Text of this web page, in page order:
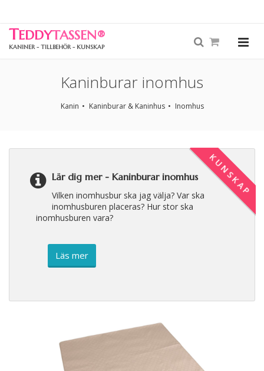
TEDDYTASSEN®
KANINER - TILLBEHÖR - KUNSKAP
Kaninburar inomhus
Kanin Kaninburar & Kaninhus Inomhus
KUNSKAP
Lär dig mer - Kaninburar inomhus
Vilken inomhusbur ska jag välja? Var ska
inomhusburen placeras? Hur stor ska
inomhusburen vara?
Läs mer